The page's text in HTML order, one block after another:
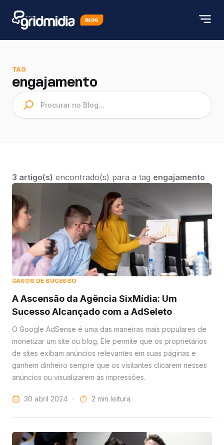
TAG
engajamento
3 artigo(s) encontrado(s) para a tag engajamento
CASOS DE SUCESSO
A Ascensão da Agência SixMídia: Um
Sucesso Alcançado com a AdSeleto
O Google AdSense é uma das maneiras mais populares de
monetizar um site ou blog. Ele permite que os proprietários
de sites exibam anúncios relevantes em suas páginas e
ganhem dinheiro sempre que os visitantes clicarem nesses
anúncios ou visualizarem as impressões.
30 abril 2024 leitura